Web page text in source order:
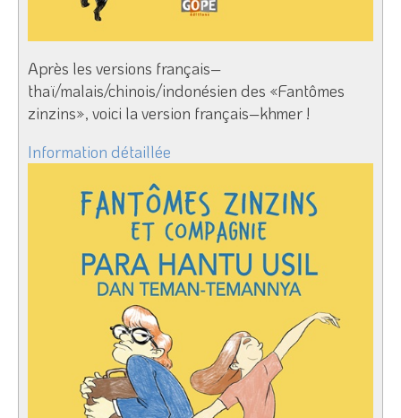
Après les versions français–
thaï/malais/chinois/indonésien des «Fantômes
zinzins», voici la version français–khmer !
Information détaillée